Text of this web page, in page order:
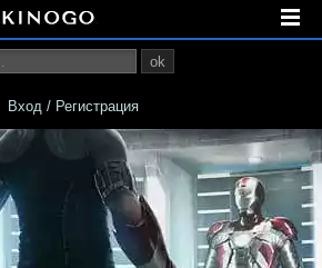
ok
Вход / Регистрация